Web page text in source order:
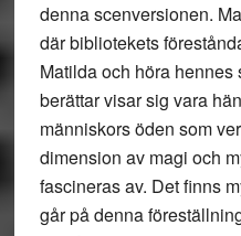
denna scenversionen.
där bibliotekets
Matilda och höra
berättar visar sig vara
människors öden som
dimension av magi och
fascineras av. Det finns
går på denna